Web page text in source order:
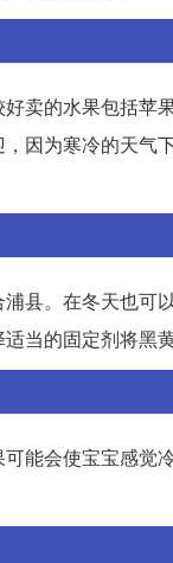
卖的水果包括苹
因为寒冷的天气
县。在冬天也可
当的固定剂将黑
能会使宝宝感觉